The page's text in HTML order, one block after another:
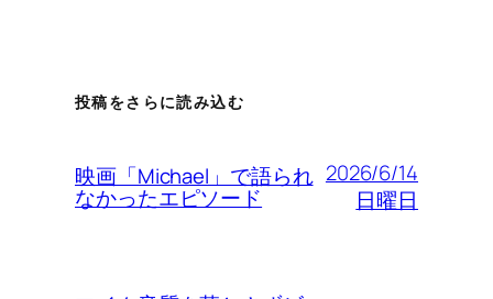
投稿をさらに読み込む
映画「Michael」で語られ
なかったエピソード
2026/6/14
日曜日